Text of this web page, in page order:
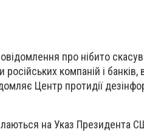
про нібито
компаній і
Центр протидії
на Указ Президента